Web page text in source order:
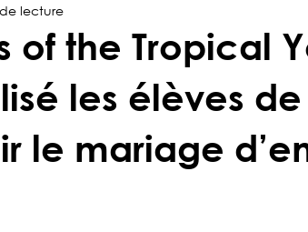
of the Tropical
les élèves
le mariage
lecture